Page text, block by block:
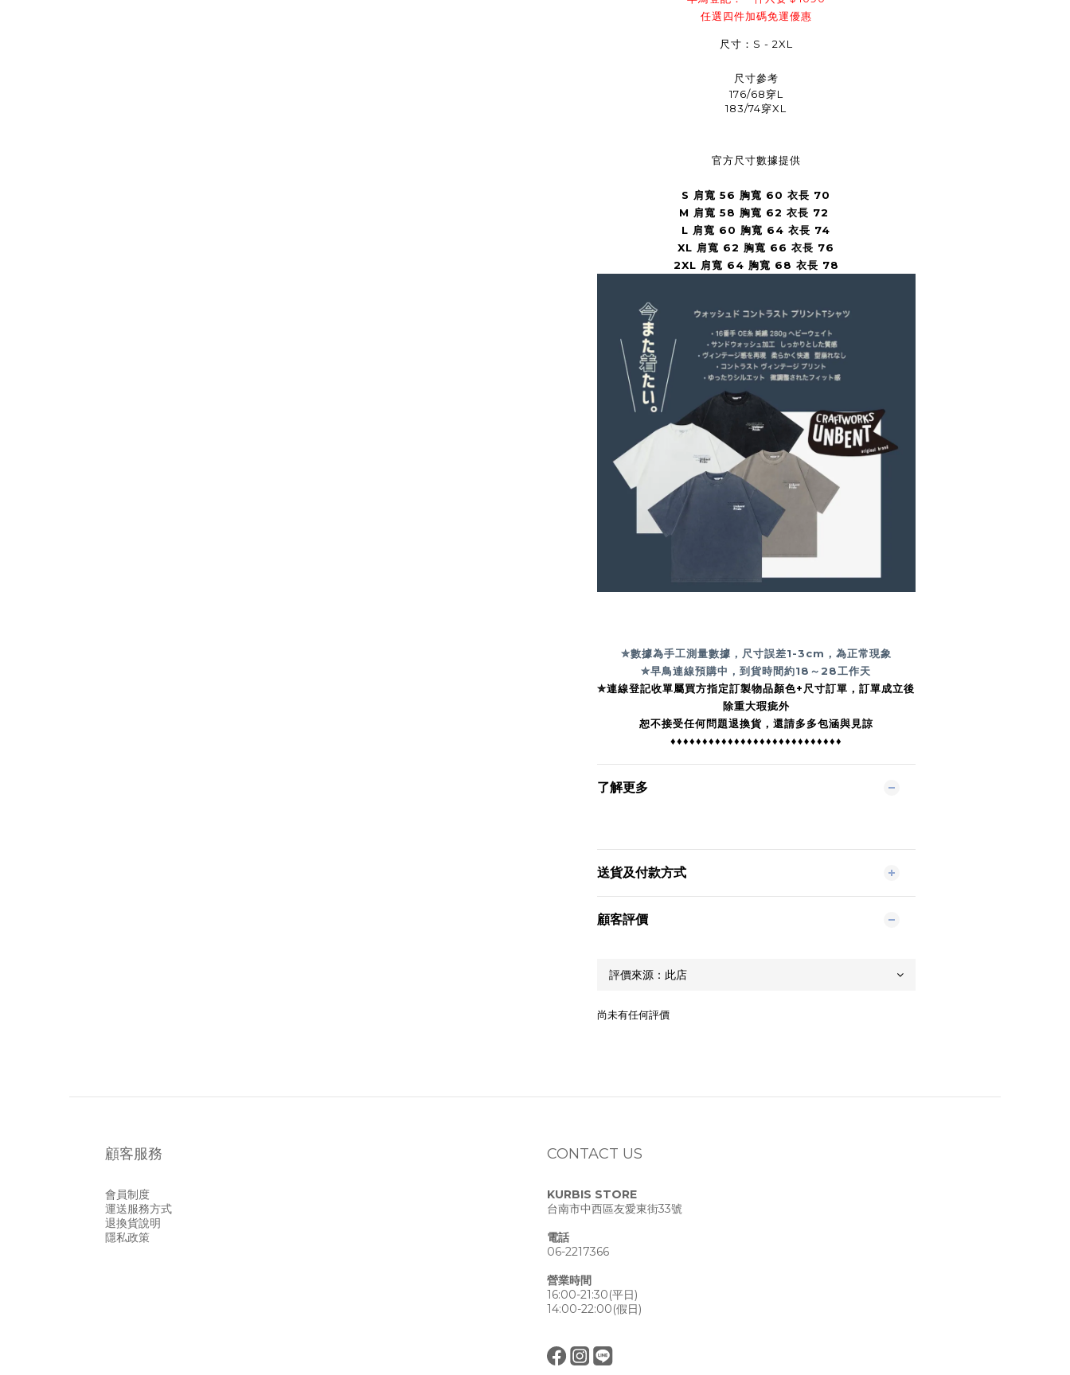
任選四件加碼免運優惠
尺寸：S - 2XL
尺寸參考
176/68穿L
183/74穿XL
官方尺寸數據提供
S 肩寬 56 胸寬 60 衣長 70
M 肩寬 58 胸寬 62 衣長 72
L 肩寬 60 胸寬 64 衣長 74
XL 肩寬 62 胸寬 66 衣長 76
2XL 肩寬 64 胸寬 68 衣長 78
✮數據為手工測量數據，尺寸誤差1-3cm，為正常現象
✮早鳥連線預購中，到貨時間約18～28工作天
✮連線登記收單屬買方指定訂製物品顏色+尺寸訂單，訂單成立後
除重大瑕疵外
恕不接受任何問題退換貨，還請多多包涵與見諒
♦♦♦♦♦♦♦♦♦♦♦♦♦♦♦♦♦♦♦♦♦♦♦♦♦♦♦
了解更多
送貨及付款方式
顧客評價
尚未有任何評價
顧客服務
會員制度
運送服務方式
退換貨說明
隱私政策
CONTACT US
KURBIS STORE
台南市中西區友愛東街33號
電話
06-2217366
營業時間
16:00-21:30(平日)
14:00-22:00(假日)